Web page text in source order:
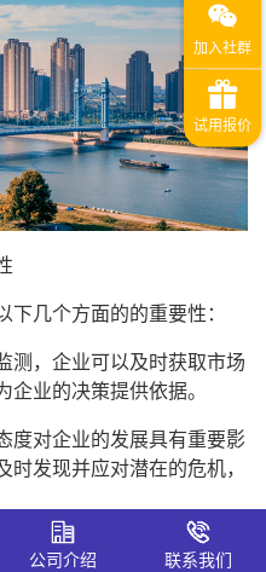
几个方面的的重要性：
测，企业可以及时获取市场
业的决策提供依据。
度对企业的发展具有重要影
发现并应对潜在的危机，
析，企业可以更加精准地把
公司介绍 联系我们